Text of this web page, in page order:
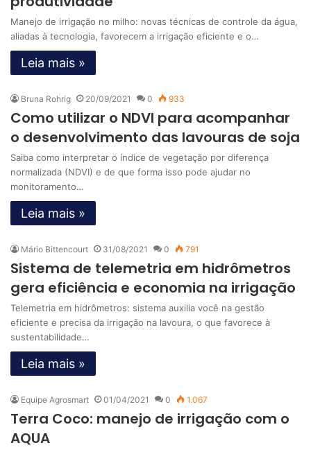
Manejo de irrigação no milho: novas técnicas de controle da água,
aliadas à tecnologia, favorecem a irrigação eficiente e o…
Leia mais »
Bruna Rohrig 20/09/2021 0 933
Como utilizar o NDVI para acompanhar
o desenvolvimento das lavouras de soja
Saiba como interpretar o índice de vegetação por diferença
normalizada (NDVI) e de que forma isso pode ajudar no
monitoramento…
Leia mais »
Mário Bittencourt 31/08/2021 0 791
Sistema de telemetria em hidrômetros
gera eficiência e economia na irrigação
Telemetria em hidrômetros: sistema auxilia você na gestão
eficiente e precisa da irrigação na lavoura, o que favorece à
sustentabilidade…
Leia mais »
Equipe Agrosmart 01/04/2021 0 1.067
Terra Coco: manejo de irrigação com o
AQUA